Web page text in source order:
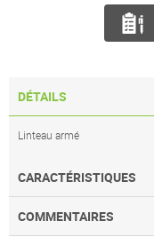
DÉTAILS
Linteau armé
CARACTÉRISTIQUES
COMMENTAIRES